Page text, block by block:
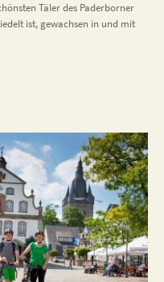
Täler des Paderborner
ist, gewachsen in und mit